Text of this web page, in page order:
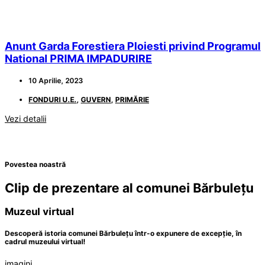
Anunt Garda Forestiera Ploiesti privind Programul
National PRIMA IMPADURIRE
10 Aprilie, 2023
FONDURI U.E., GUVERN, PRIMĂRIE
Vezi detalii
Povestea noastră
Clip de prezentare al comunei Bărbulețu
Muzeul virtual
Descoperă istoria comunei Bărbulețu într-o expunere de excepție, în
cadrul muzeului virtual!